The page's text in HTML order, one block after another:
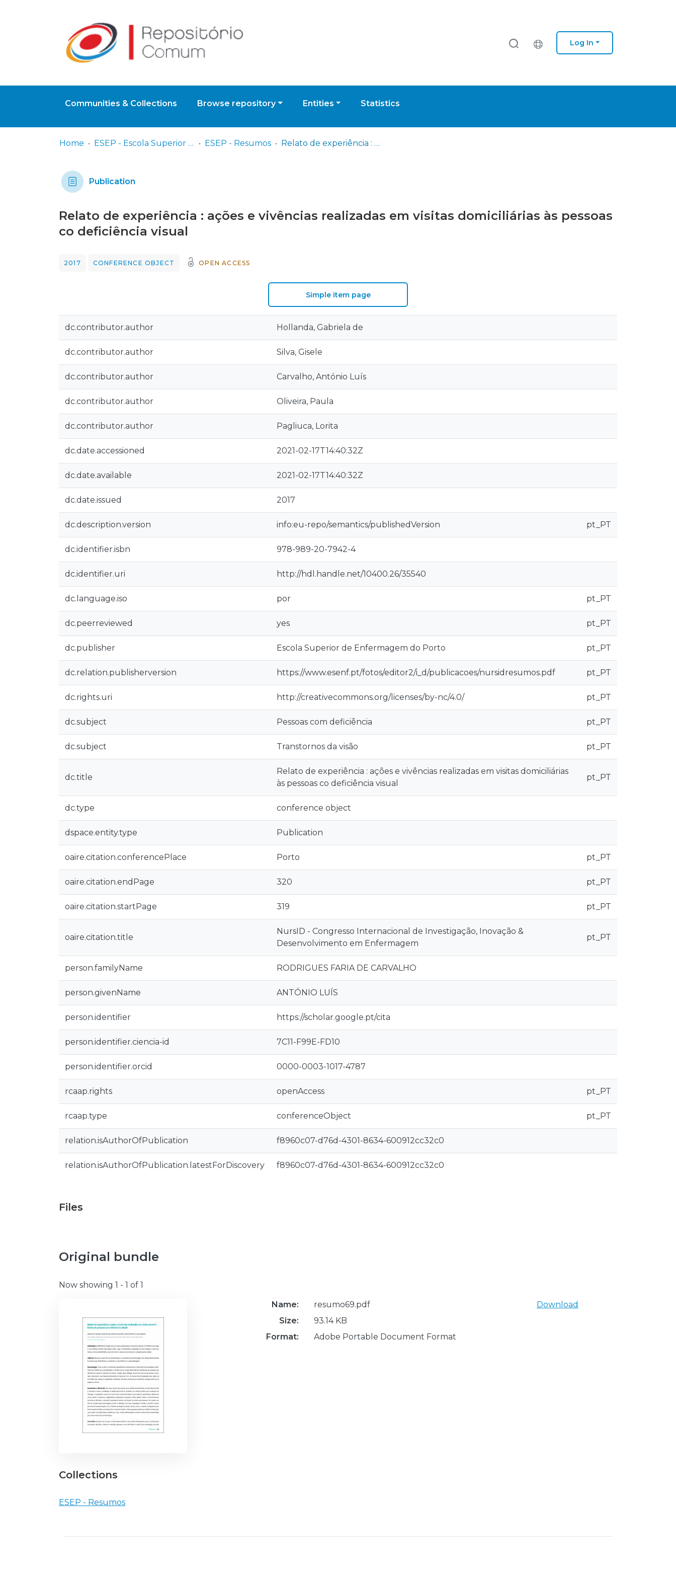
Log In
Communities & Collections Browse repository Entities Statistics
Home ESEP - Escola Superior de Enfermagem - Universidade do Porto ESEP - Resumos Relato de experiência : ações e vivências realizadas em visitas domiciliárias às pessoas co deficiência visual
Publication
Relato de experiência : ações e vivências realizadas em visitas domiciliárias às pessoas
co deficiência visual
2017 CONFERENCE OBJECT OPEN ACCESS
Simple item page
dc.contributor.author Hollanda, Gabriela de
dc.contributor.author Silva, Gisele
dc.contributor.author Carvalho, António Luís
dc.contributor.author Oliveira, Paula
dc.contributor.author Pagliuca, Lorita
dc.date.accessioned 2021-02-17T14:40:32Z
dc.date.available 2021-02-17T14:40:32Z
dc.date.issued 2017
dc.description.version info:eu-repo/semantics/publishedVersion pt_PT
dc.identifier.isbn 978-989-20-7942-4
dc.identifier.uri http://hdl.handle.net/10400.26/35540
dc.language.iso por pt_PT
dc.peerreviewed yes pt_PT
dc.publisher Escola Superior de Enfermagem do Porto pt_PT
dc.relation.publisherversion https://www.esenf.pt/fotos/editor2/i_d/publicacoes/nursidresumos.pdf pt_PT
dc.rights.uri http://creativecommons.org/licenses/by-nc/4.0/ pt_PT
dc.subject Pessoas com deficiência pt_PT
dc.subject Transtornos da visão pt_PT
dc.title
Relato de experiência : ações e vivências realizadas em visitas domiciliárias
às pessoas co deficiência visual
pt_PT
dc.type conference object
dspace.entity.type Publication
oaire.citation.conferencePlace Porto pt_PT
oaire.citation.endPage 320 pt_PT
oaire.citation.startPage 319 pt_PT
oaire.citation.title
NursID - Congresso Internacional de Investigação, Inovação &
Desenvolvimento em Enfermagem
pt_PT
person.familyName RODRIGUES FARIA DE CARVALHO
person.givenName ANTÓNIO LUÍS
person.identifier https://scholar.google.pt/cita
person.identifier.ciencia-id 7C11-F99E-FD10
person.identifier.orcid 0000-0003-1017-4787
rcaap.rights openAccess pt_PT
rcaap.type conferenceObject pt_PT
relation.isAuthorOfPublication f8960c07-d76d-4301-8634-600912cc32c0
relation.isAuthorOfPublication.latestForDiscovery f8960c07-d76d-4301-8634-600912cc32c0
Files
Original bundle
Now showing 1 - 1 of 1
Name:
resumo69.pdf
Size:
93.14 KB
Format:
Adobe Portable Document Format
Download
Collections
ESEP - Resumos